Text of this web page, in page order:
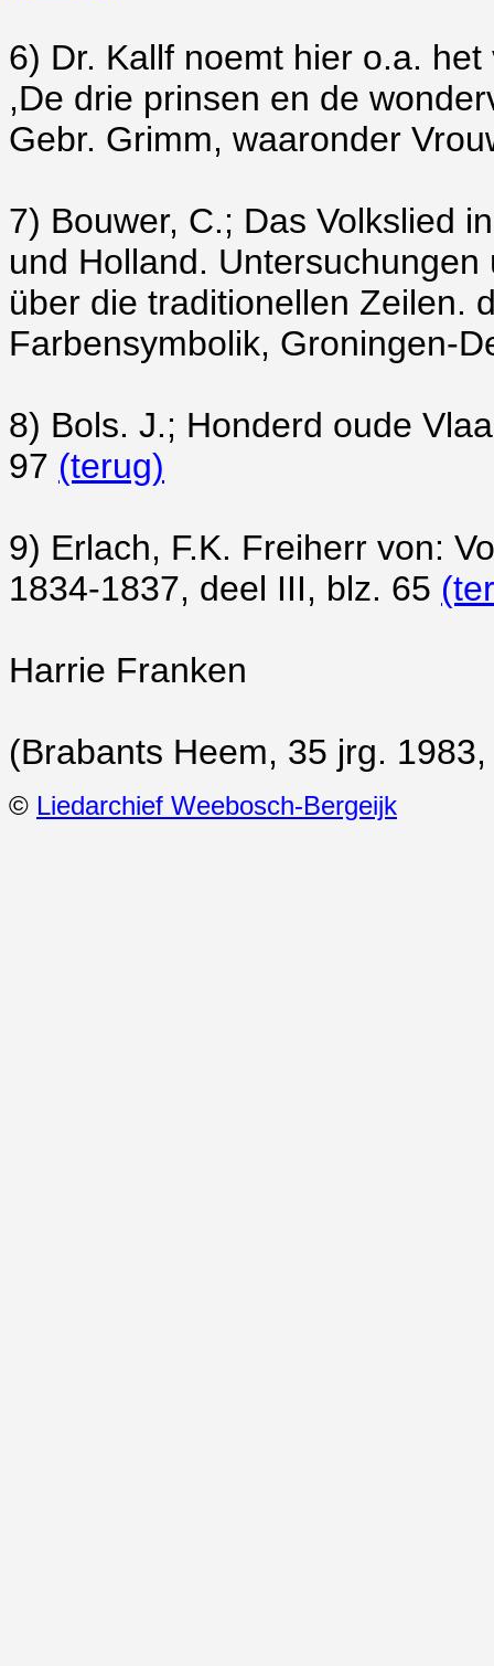
6) Dr. Kallf noemt hier o.a.
,De drie prinsen en de
Gebr. Grimm, waaronder
7) Bouwer, C.; Das Volkslied
und Holland.
über die traditionellen Zeilen.
Farbensymbolik, Groningen-
8) Bols. J.; Honderd oude
97 (terug)
9) Erlach, F.K. Freiherr von:
1834-1837, deel III, blz. 65
Harrie Franken
(Brabants Heem, 35 jrg.
© Liedarchief Weebosch-Bergeijk